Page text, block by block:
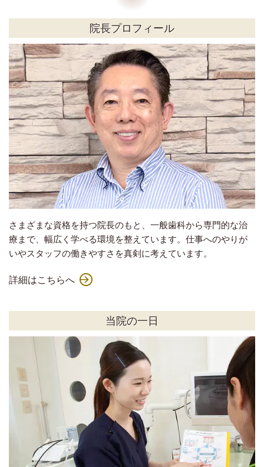
院長プロフィール
さまざまな資格を持つ院長のもと、一般歯科から専門的な治
療まで、幅広く学べる環境を整えています。仕事へのやりが
いやスタッフの働きやすさを真剣に考えています。
詳細はこちらへ
当院の一日